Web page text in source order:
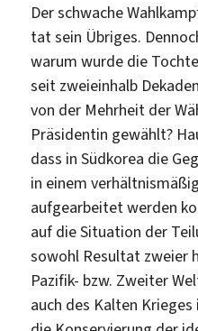
Der schwache
tat sein Übriges.
warum wurde die
seit zweieinhalb
von der Mehrheit der
Präsidentin gewählt?
dass in Südkorea die
in einem
aufgearbeitet werden
auf die Situation der
sowohl Resultat zweier
Pazifik- bzw. Zweiter
auch des Kalten